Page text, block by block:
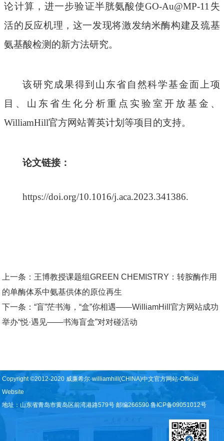
论计算，进一步验证半胱氨酸使GO-Au@MP-11失
活的反应机理 ，这一发现将激发纳米酶构建及巯基
氨基酸检测的新方法研究。
该研究成果得到山东省自然科学基金面上项
目、山东省生化分析重点实验室开放基金、
WilliamHill官方网站菁英计划等项目的支持。
论文链接：
https://doi.org/10.1016/j.aca.2023.341386.
上一条： 王博教授课题组GREEN CHEMISTRY：转胺酶作用
的单酶体系中氨基供体的原位再生
下一条：“盲”茫书海，“盒”你相遇——WilliamHill官方网站成功
举办“悦·遇见——书海盲盒”对对碰活动
Copyright ©2012-2020 威廉希尔·williamhill(CHINA)中文官方网站-Official
Website
地址：山东省青岛市黄岛区前湾港路579号 邮编266590 鲁ICP备09051012号